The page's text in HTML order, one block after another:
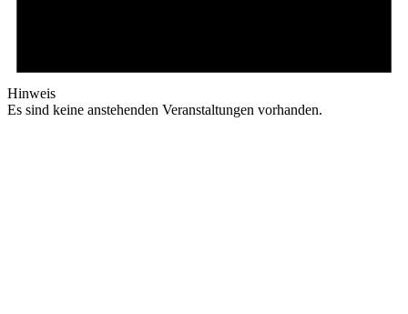
Hinweis
Es sind keine anstehenden Veranstaltungen vorhanden.